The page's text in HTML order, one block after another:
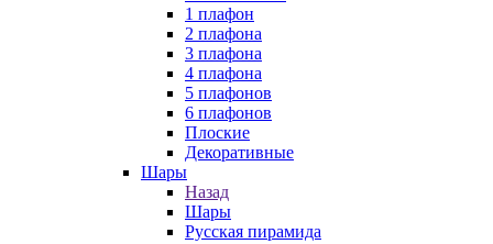
1 плафон
2 плафона
3 плафона
4 плафона
5 плафонов
6 плафонов
Плоские
Декоративные
Шары
Назад
Шары
Русская пирамида